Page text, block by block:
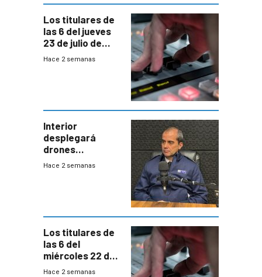
gobierno
Los titulares de
las 6 del jueves
23 de julio de
2026
Hace 2 semanas
Interior
desplegará
drones
autónomos para
Hace 2 semanas
Los titulares de
las 6 del
miércoles 22 de
julio de 2026
Hace 2 semanas